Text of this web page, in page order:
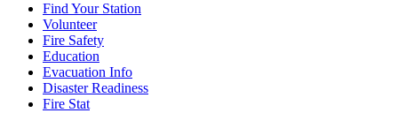
Find Your Station
Volunteer
Fire Safety
Education
Evacuation Info
Disaster Readiness
Fire Stat